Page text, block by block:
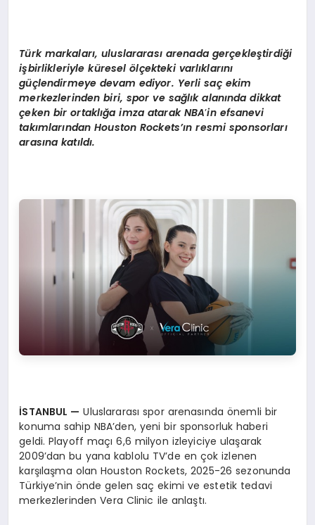
Türk markaları, uluslararası arenada gerçekleştirdiği
işbirlikleriyle küreselölçekteki varlıklarını
güçlendirmeye devam ediyor. Yerli saç ekim
merkezlerinden biri, spor ve sağlık alanında dikkat
çeken bir ortaklığa imza atarak NBA’in efsanevi
takımlarından Houston Rockets’ın resmi sponsorları
arasına katıldı.
İSTANBUL — Uluslararası spor arenasında önemli bir
konuma sahip NBA’den, yeni bir sponsorluk haberi
geldi. Playoff maçı 6,6 milyon izleyiciye ulaşarak
2009’dan bu yana kablolu TV’de en çok izlenen
karşılaşma olan Houston Rockets, 2025-26 sezonunda
Türkiye’nin önde gelen saç ekimi ve estetik tedavi
merkezlerinden Vera Clinic ile anlaştı.